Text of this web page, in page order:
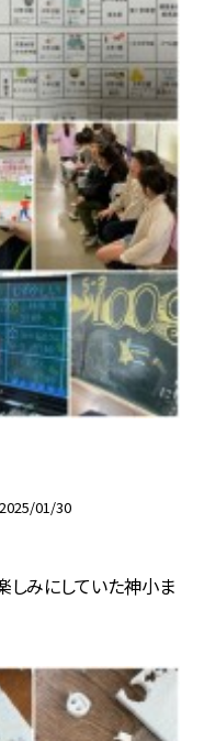
2025/01/30
しみにしていた神小ま